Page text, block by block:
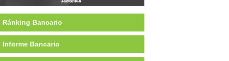
Ránking Bancario
Informe Bancario